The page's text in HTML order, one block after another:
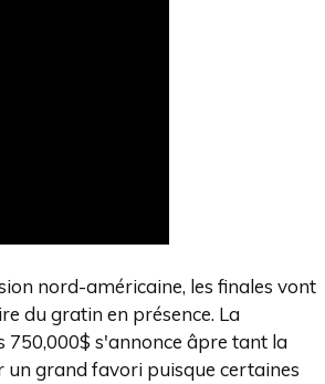
nord-américaine, les finales vont
du gratin en présence. La
s'annonce âpre tant la
un grand favori puisque certaines